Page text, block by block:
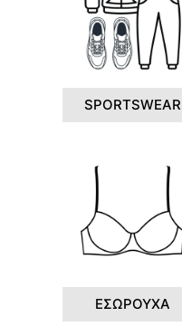
SPORTSWEAR
ΕΣΩΡΟΥΧΑ